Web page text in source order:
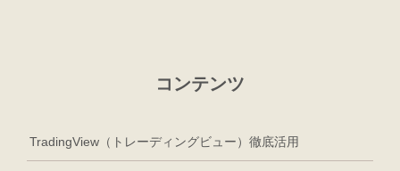
コンテンツ
TradingView（トレーディングビュー）徹底活用